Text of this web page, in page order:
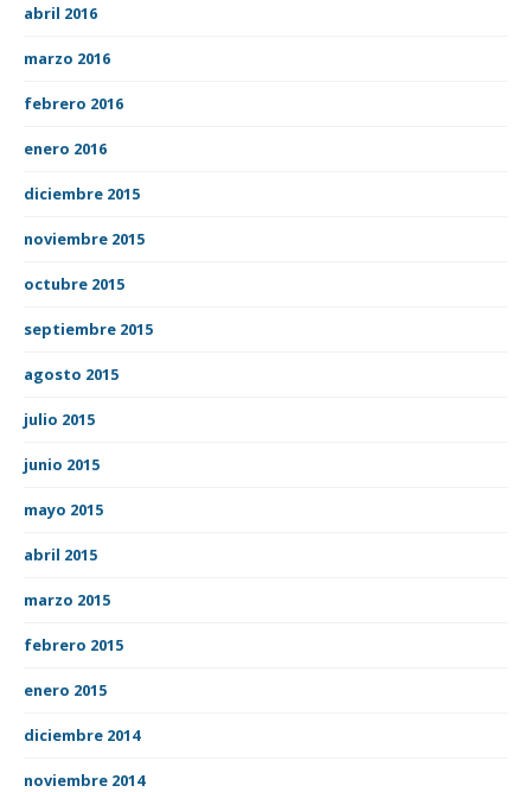
abril 2016
marzo 2016
febrero 2016
enero 2016
diciembre 2015
noviembre 2015
octubre 2015
septiembre 2015
agosto 2015
julio 2015
junio 2015
mayo 2015
abril 2015
marzo 2015
febrero 2015
enero 2015
diciembre 2014
noviembre 2014